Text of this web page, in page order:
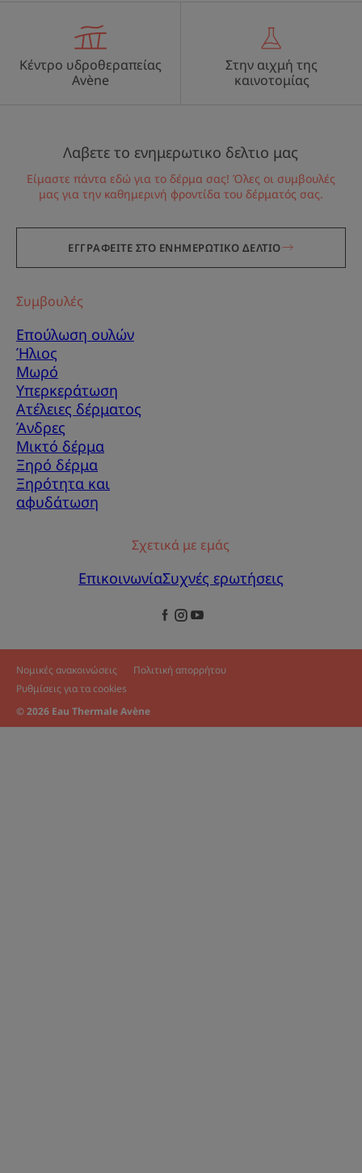
Κέντρο υδροθεραπείας
Avène
Στην αιχμή της
καινοτομίας
Λαβετε το ενημερωτικο δελτιο μας
Είμαστε πάντα εδώ για το δέρμα σας! Όλες οι συμβουλές
μας για την καθημερινή φροντίδα του δέρματός σας.
ΕΓΓΡΑΦΕΙΤΕ ΣΤΟ ΕΝΗΜΕΡΩΤΙΚΟ ΔΕΛΤΙΟ
Συμβουλές
Επούλωση ουλών
Ήλιος
Μωρό
Υπερκεράτωση
Ατέλειες δέρματος
Άνδρες
Μικτό δέρμα
Ξηρό δέρμα
Ξηρότητα και
αφυδάτωση
Σχετικά με εμάς
ΕπικοινωνίαΣυχνές ερωτήσεις
Νομικές ανακοινώσεις
Πολιτική απορρήτου
Ρυθμίσεις για τα cookies
© 2026 Eau Thermale Avène